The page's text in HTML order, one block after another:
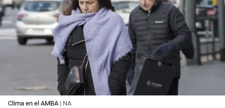
Clima en el AMBA | NA